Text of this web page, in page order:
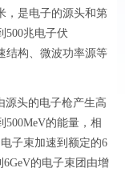
，是电子的源头和第
500兆电子伏
结构、微波功率源等
头的电子枪产生高
的能量，相
子束加速到额定的6
的电子束团由增